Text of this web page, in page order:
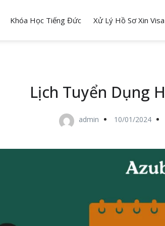
Khóa Học Tiếng Đức Xử Lý Hồ Sơ Xin Visa
Lịch Tuyển Dụng
admin 10/01/2024